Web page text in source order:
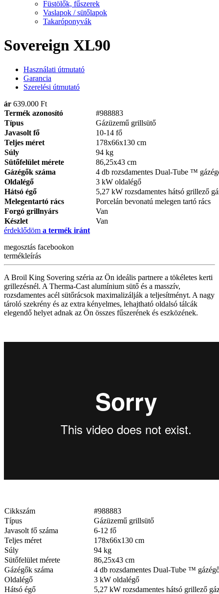
Füstölők, fűszerek
Vaslapok / sütőlapok
Takaróponyvák
Sovereign XL90
Használati útmutató
Garancia
Szerelési útmutató
ár 639.000 Ft
Termék azonosító
#988883
Típus
Gázüzemű grillsütő
Javasolt fő
10-14 fő
Teljes méret
178x66x130 cm
Súly
94 kg
Sütőfelület mérete
86,25x43 cm
Gázégők száma
4 db rozsdamentes Dual-Tube ™
Oldalégő
3 kW oldalégő
Hátsó égő
5,27 kW rozsdamentes hátsó grillező
Melegentartó rács
Porcelán bevonatú melegen tartó rács
Forgó grillnyárs
Van
Készlet
Van
érdeklődöm a termék iránt
megosztás facebookon
termékleírás
A Broil King Sovering széria az Ön ideális partnere a tökéletes kerti
grillezésnél. A Therma-Cast alumínium sütő és a masszív,
rozsdamentes acél sütőrácsok maximalizálják a teljesítményt. A nagy
tároló szekrény és az extra kényelmes, lehajtható oldalsó tálcák
elegendő helyet adnak az Ön összes fűszerének és eszközének.
Cikkszám
#988883
Típus
Gázüzemű grillsütő
Javasolt fő száma
6-12 fő
Teljes méret
178x66x130 cm
Súly
94 kg
Sütőfelület mérete
86,25x43 cm
Gázégők száma
4 db rozsdamentes Dual-Tube ™
Oldalégő
3 kW oldalégő
Hátsó égő
5,27 kW rozsdamentes hátsó grillező